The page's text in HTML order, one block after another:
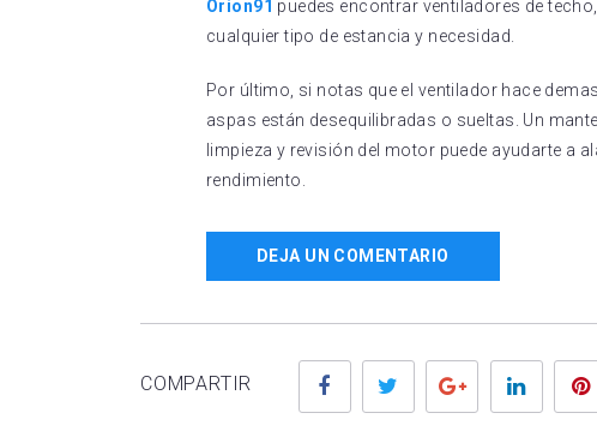
Orion91 puedes encontrar ventiladores de
cualquier tipo de estancia y necesidad.
Por último, si notas que el ventilador hace
aspas están desequilibradas o sueltas. Un
limpieza y revisión del motor puede ayudarte a
rendimiento.
DEJA UN COMENTARIO
COMPARTIR
Facebook Twitter Google+